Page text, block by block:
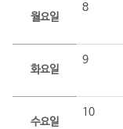
월요일
8
화요일
9
수요일
10